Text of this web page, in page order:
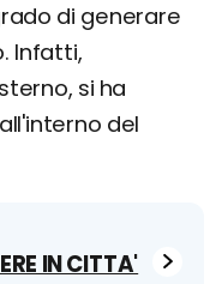
di generare
Infatti,
si ha
del
IN CITTA'